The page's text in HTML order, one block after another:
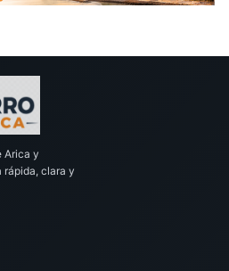
Arica y
rápida, clara y